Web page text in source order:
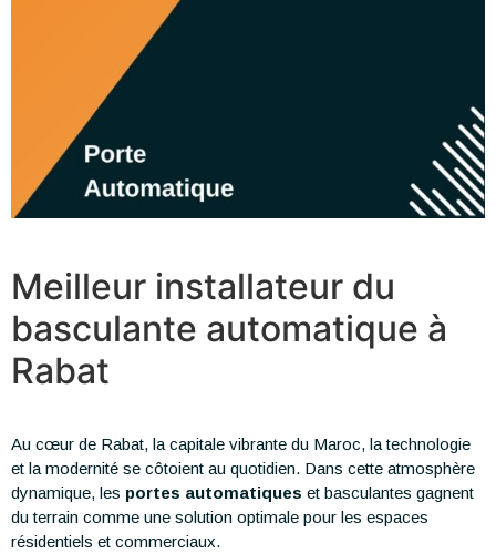
Meilleur installateur du
basculante automatique à
Rabat
Au cœur de Rabat, la capitale vibrante du Maroc, la technologie
et la modernité se côtoient au quotidien. Dans cette atmosphère
dynamique, les portes automatiques et basculantes gagnent
du terrain comme une solution optimale pour les espaces
résidentiels et commerciaux.